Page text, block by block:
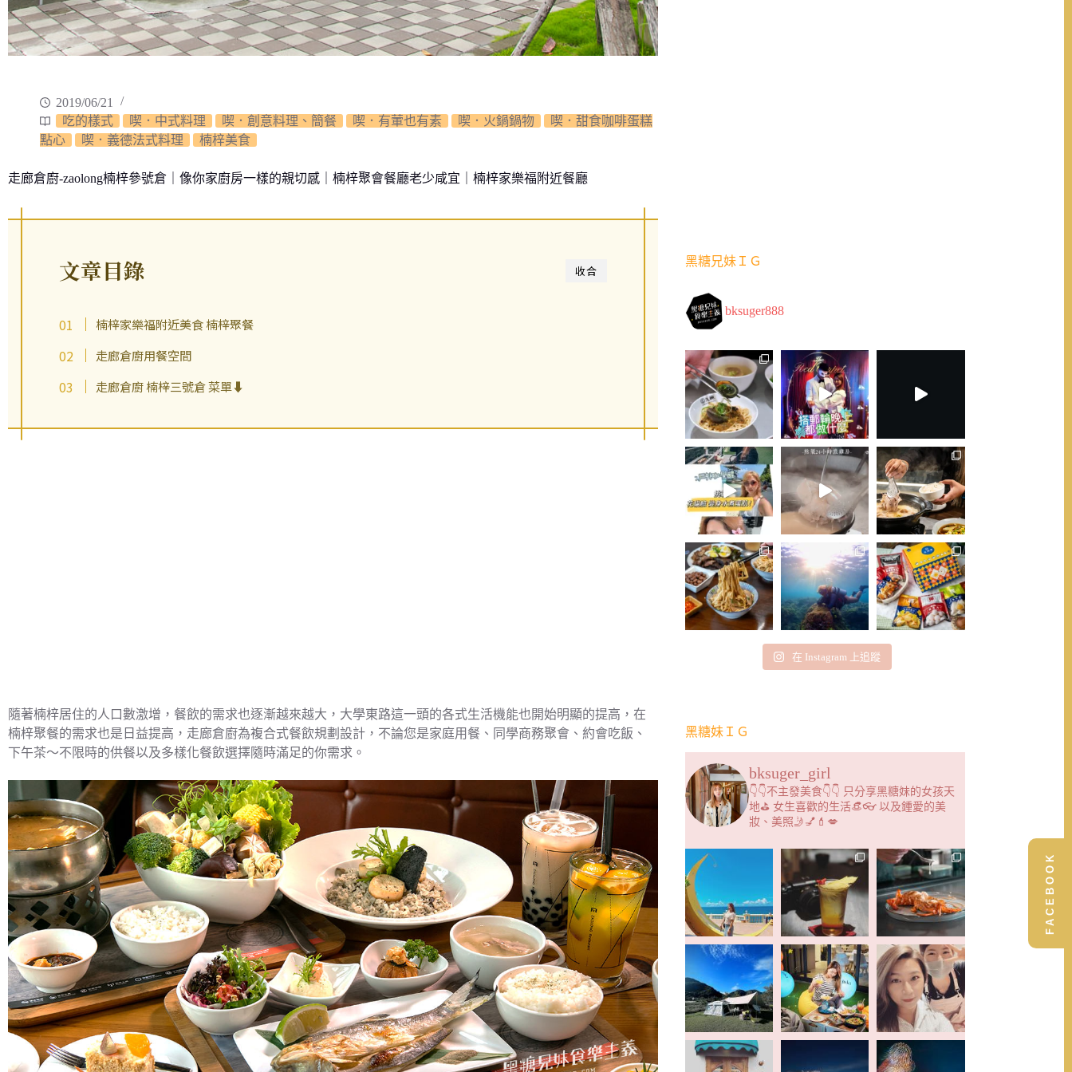
2019/06/21
吃的樣式
喫．中式料理 喫．創意料理、簡餐 喫．有葷也有素 喫．火鍋鍋物
喫．甜食咖啡蛋糕
點心
喫．義德法式料理 楠梓美食
走廊倉廚-zaolong楠梓參號倉｜像你家廚房一樣的親切感｜楠梓聚會餐廳老少咸宜｜楠梓家樂福附近餐廳
收合
文章目錄
楠梓家樂福附近美食 楠梓聚餐
走廊倉廚用餐空間
走廊倉廚 楠梓三號倉 菜單⬇️
隨著楠梓居住的人口數激增，餐飲的需求也逐漸越來越大，大學東路這一頭的各式生活機能也開始明顯的提高，在
楠梓聚餐的需求也是日益提高，走廊倉廚為複合式餐飲規劃設計，不論您是家庭用餐、同學商務聚會、約會吃飯、
下午茶～不限時的供餐以及多樣化餐飲選擇隨時滿足的你需求。
黑糖兄妹ＩＧ
bksuger888
在 Instagram 上追蹤
黑糖妹ＩＧ
bksuger_girl
👇👇不主發美食👇👇 只分享黑糖妹的女孩天
地⛳️ 女生喜歡的生活👒👓 以及鍾愛的美
妝、美照🤳💅💄💋
FACEBOOK